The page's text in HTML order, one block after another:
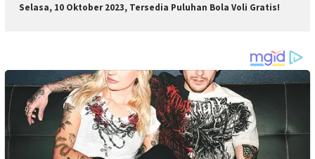
Selasa, 10 Oktober 2023, Tersedia Puluhan Bola Voli Gratis!